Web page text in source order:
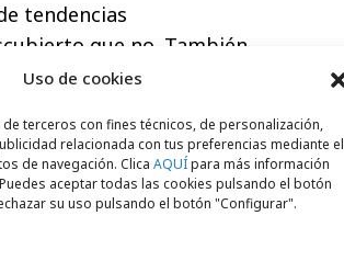
Uso de cookies
terceros con fines técnicos, de personalización,
relacionada con tus preferencias mediante el
de navegación. Clica AQUÍpara más información
aceptar todas las cookies pulsando el botón
su uso pulsando el botón "Configurar".
tendencias
que no. También
Un ángulo de
nuestra
ética que está centrado
provocado la tecnología
generado, ahora nos